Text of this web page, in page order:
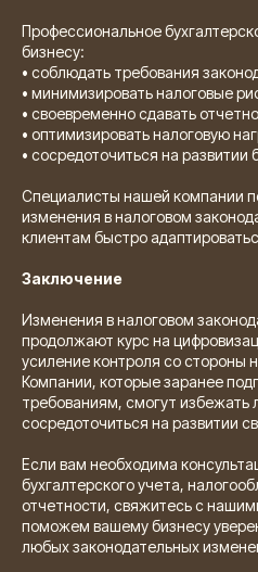
Профессиональное
бизнесу:
• соблюдать требования
• минимизировать налоговые
• своевременно сдавать
• оптимизировать налоговую
• сосредоточиться на развитии
Специалисты нашей компании
изменения в налоговом
клиентам быстро
Заключение
Изменения в налоговом
продолжают курс на
усиление контроля со стороны
Компании, которые заранее
требованиям, смогут избежать
сосредоточиться на развитии
Если вам необходима
бухгалтерского учета,
отчетности, свяжитесь с
поможем вашему бизнесу
любых законодательных